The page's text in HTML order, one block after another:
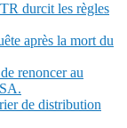
durcit les règles
après la mort du
renoncer au
de distribution